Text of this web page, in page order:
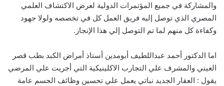
والمشاركة في جميع المؤتمرات الدولية لعرض الاكتشاف العلمي
المصري الذي توصل إليه فريق العمل كل في تخصصه ولولا جهود
وكفاءة كل منهم لما تم التوصل إلي هذا الإنجاز.
اما الدكتور أحمد عبداللطيف أبومدين أستاذ أمراض الكبد بطب قصر
العيني والمشرف علي التجارب الاكلينيكية التي أجريت علي المرضي
يقول : العقار الجديد نباتي يعمل علي تحسين وظائف الجسم عامة